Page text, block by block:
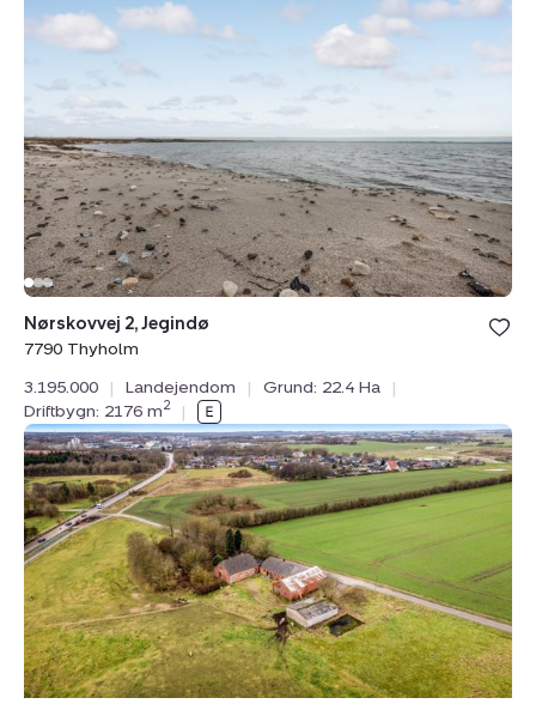
Nørskovvej
7790
Thyholm
Bolig er
under
Nørskovvej 2, Jegindø
7790 Thyholm
3.195.000
| Landejendom | Grund: 22.4 Ha
|
Driftbygn: 2176 m2 |
Landejendom:
Lægårdvej
109,
7500
Holstebro